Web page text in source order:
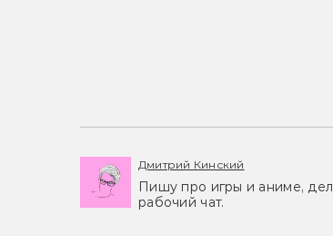
Дмитрий Кинский
Пишу про игры и аниме,
рабочий чат.